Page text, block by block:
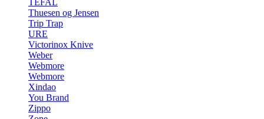
TEFAL
Thuesen og Jensen
Trip Trap
URE
Victorinox Knive
Weber
Webmore
Webmore
Xindao
You Brand
Zippo